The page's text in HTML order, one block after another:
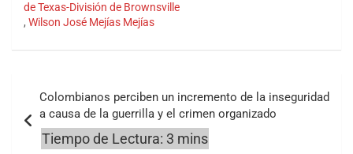
de Texas-División de Brownsville
, Wilson José Mejías Mejías
de
entradas
Colombianos perciben un incremento de la inseguridad
a causa de la guerrilla y el crimen organizado